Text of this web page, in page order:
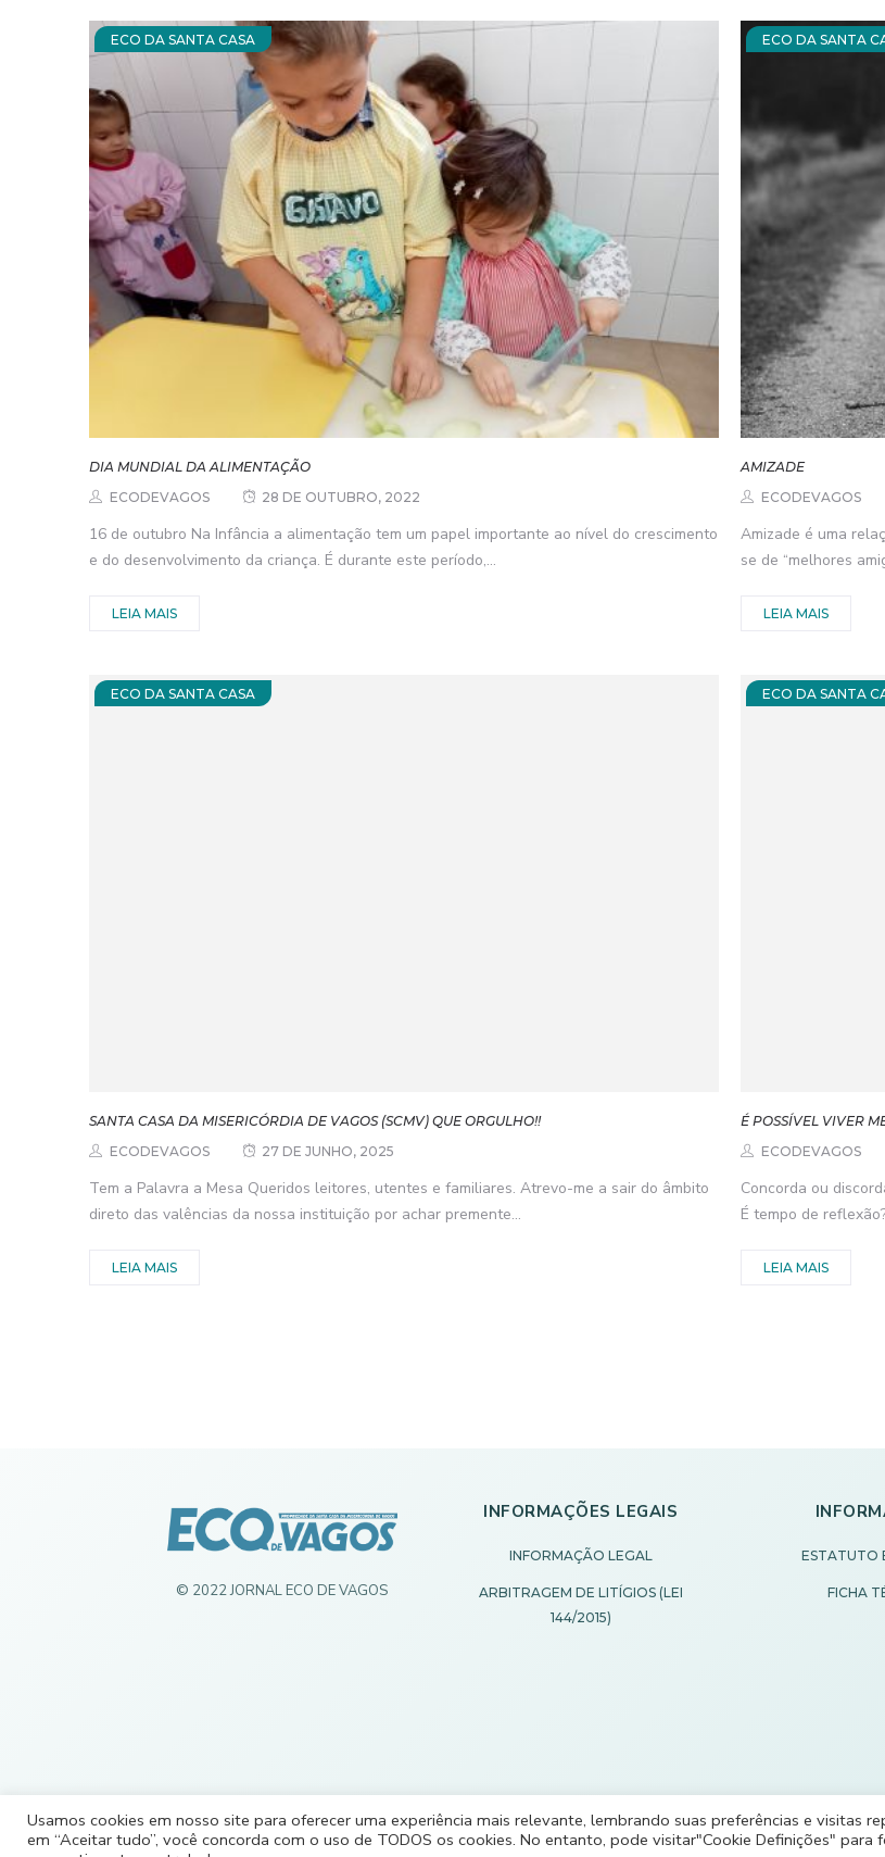
ECO DA SANTA CASA
DIA MUNDIAL DA ALIMENTAÇÃO
ECODEVAGOS
28 DE OUTUBRO, 2022
16 de outubro Na Infância a alimentação tem um papel importante ao nível do crescimento
e do desenvolvimento da criança. É durante este período,...
LEIA MAIS
ECO DA SANTA
AMIZADE
ECODEVAGOS
Amizade é uma
se de “melhores
LEIA MAIS
ECO DA SANTA CASA
SANTA CASA DA MISERICÓRDIA DE VAGOS (SCMV) QUE ORGULHO!!
ECODEVAGOS
27 DE JUNHO, 2025
Tem a Palavra a Mesa Queridos leitores, utentes e familiares. Atrevo-me a sair do âmbito
direto das valências da nossa instituição por achar premente...
LEIA MAIS
ECO DA SANTA
É POSSÍVEL VIVER
ECODEVAGOS
Concorda ou
É tempo de
LEIA MAIS
© 2022 JORNAL ECO DE VAGOS
INFORMAÇÕES LEGAIS
INFORMAÇÃO LEGAL
ARBITRAGEM DE LITÍGIOS (LEI
144/2015)
ESTATUTO
FICHA
Usamos cookies em nosso site para oferecer uma experiência mais relevante, lembrando suas preferências e visitas
em “Aceitar tudo”, você concorda com o uso de TODOS os cookies. No entanto, pode visitar"Cookie Definições" para